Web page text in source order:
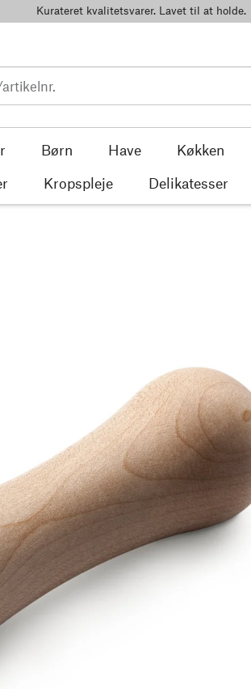
Kurateret kvalitetsvarer. Lavet til at holde.
Børn Have Køkken
Kropspleje Delikatesser